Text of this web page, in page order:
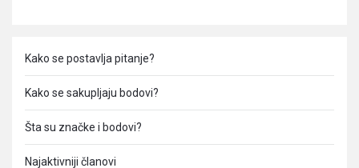
Kako se postavlja pitanje?
Kako se sakupljaju bodovi?
Šta su značke i bodovi?
Najaktivniji članovi